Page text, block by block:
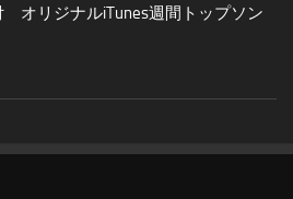
オリジナルiTunes週間トップソン